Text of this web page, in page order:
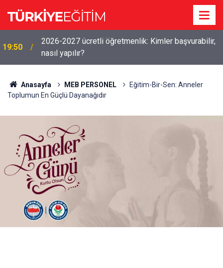
19:50
2026-2027 ücretli öğretmenlik: Kimler başvurabilir,
nasıl yapılır?
Anasayfa MEB PERSONEL
Eğitim-Bir-Sen: Anneler
Toplumun En Güçlü Dayanağıdır